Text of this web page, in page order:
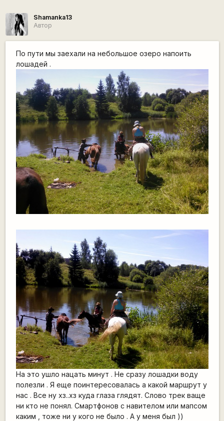
Shamanka13
Автор
По пути мы заехали на небольшое озеро напоить
лошадей .
На это ушло нацать минут . Не сразу лошадки воду
полезли . Я еще поинтересовалась а какой маршрут у
нас . Все ну хз..хз куда глаза глядят. Слово трек ваще
ни кто не понял. Смартфонов с навителом или мапсом
каким , тоже ни у кого не было . А у меня был ))